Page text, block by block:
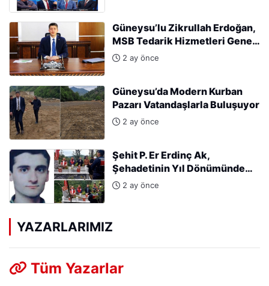
Güneysu’lu Zikrullah Erdoğan,
MSB Tedarik Hizmetleri Genel
Müdürlüğü’ne atandı.
2 ay önce
Güneysu’da Modern Kurban
Pazarı Vatandaşlarla Buluşuyor
2 ay önce
Şehit P. Er Erdinç Ak,
Şehadetinin Yıl Dönümünde
Kabri Başında Anıldı
2 ay önce
YAZARLARIMIZ
Tüm Yazarlar